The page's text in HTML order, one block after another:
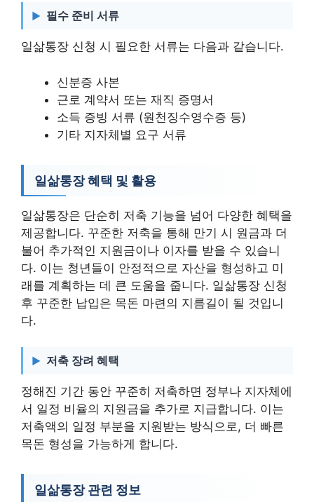
필수 준비 서류
일삶통장 신청 시 필요한 서류는 다음과 같습니다.
신분증 사본
근로 계약서 또는 재직 증명서
소득 증빙 서류 (원천징수영수증 등)
기타 지자체별 요구 서류
일삶통장 혜택 및 활용
일삶통장은 단순히 저축 기능을 넘어 다양한 혜택을
제공합니다. 꾸준한 저축을 통해 만기 시 원금과 더
불어 추가적인 지원금이나 이자를 받을 수 있습니
다. 이는 청년들이 안정적으로 자산을 형성하고 미
래를 계획하는 데 큰 도움을 줍니다. 일삶통장 신청
후 꾸준한 납입은 목돈 마련의 지름길이 될 것입니
다.
저축 장려 혜택
정해진 기간 동안 꾸준히 저축하면 정부나 지자체에
서 일정 비율의 지원금을 추가로 지급합니다. 이는
저축액의 일정 부분을 지원받는 방식으로, 더 빠른
목돈 형성을 가능하게 합니다.
일삶통장 관련 정보